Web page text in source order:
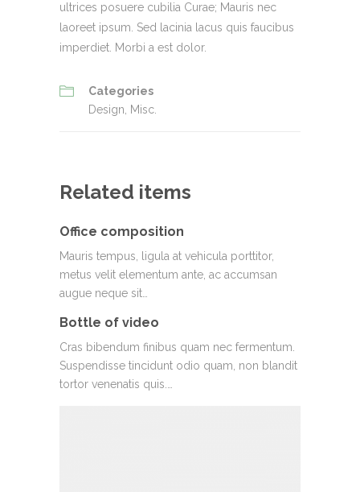
ultrices posuere cubilia Curae; Mauris nec
laoreet ipsum. Sed lacinia lacus quis faucibus
imperdiet. Morbi a est dolor.
Categories
Design
Misc.
Related items
Office composition
Mauris tempus, ligula at vehicula porttitor,
metus velit elementum ante, ac accumsan
augue neque sit…
Bottle of video
Cras bibendum finibus quam nec fermentum.
Suspendisse tincidunt odio quam, non blandit
tortor venenatis quis.…